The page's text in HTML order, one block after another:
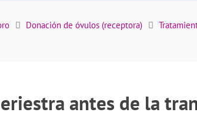
Donación de óvulos (receptora)
antes de la